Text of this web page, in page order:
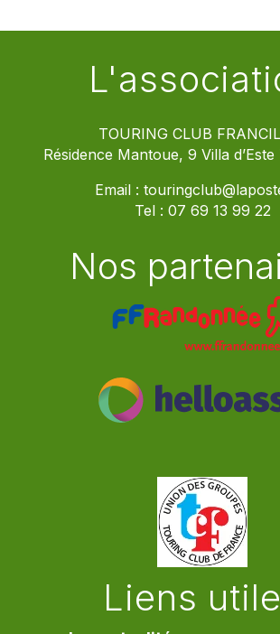
TOURING CLUB
Résidence Mantoue, 9 Villa d’Este
Email :
Tel : 07 69 13 99 22
Nos
Liens